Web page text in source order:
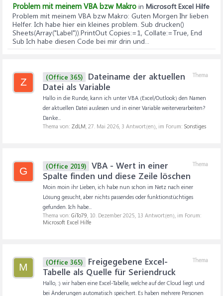
Problem mit meinem VBA bzw Makro in Microsoft Excel Hilfe
Problem mit meinem VBA bzw Makro: Guten Morgen Ihr lieben
Helfer. Ich habe hier ein kleines problem. Sub drucken()
Sheets(Array("Label")).PrintOut Copies:=1, Collate:=True, End
Sub Ich habe diesen Code bei mir drin und...
Z
Thema
(Office 365)
Dateiname der aktuellen
Datei als Variable
Hallo in die Runde, kann ich unter VBA (Excel/Outlook) den Namen
der aktuellen Datei auslesen und in einer Variable weiterverarbeiten?
Danke...
Thema von: ZdLM 27. Mai 2026 , 3 Antwort(en), im Forum: Sonstiges
G
Thema
(Office 2019)
VBA - Wert in einer
Spalte finden und diese Zeile löschen
Moin moin ihr Lieben, ich habe nun schon im Netz nach einer
Lösung gesucht, aber nichts passendes oder funktionstüchtiges
gefunden. Ich habe...
Thema von: GiTo79 10. Dezember 2025 , 13 Antwort(en), im Forum:
Microsoft Excel Hilfe
M
Thema
(Office 365)
Freigegebene Excel-
Tabelle als Quelle für Seriendruck
Hallo, :) wir haben eine Excel-Tabelle, welche auf der Cloud liegt und
bei Änderungen automatisch speichert. Es haben mehrere Personen